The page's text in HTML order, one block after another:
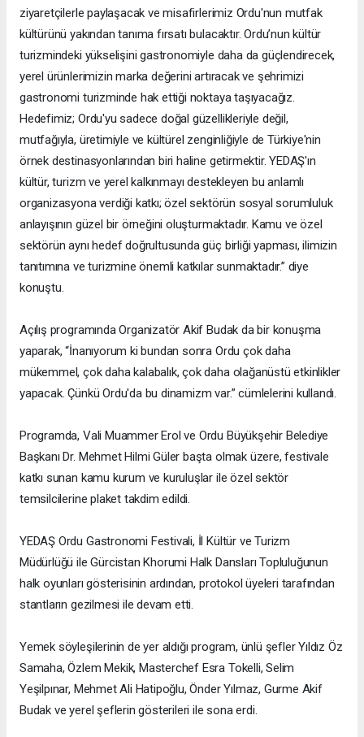
ziyaretçilerle paylaşacak ve misafirlerimiz Ordu'nun mutfak
kültürünü yakından tanıma fırsatı bulacaktır. Ordu’nun kültür
turizmindeki yükselişini gastronomiyle daha da güçlendirecek,
yerel ürünlerimizin marka değerini artıracak ve şehrimizi
gastronomi turizminde hak ettiği noktaya taşıyacağız.
Hedefimiz; Ordu'yu sadece doğal güzellikleriyle değil,
mutfağıyla, üretimiyle ve kültürel zenginliğiyle de Türkiye'nin
örnek destinasyonlarından biri haline getirmektir. YEDAŞ'ın
kültür, turizm ve yerel kalkınmayı destekleyen bu anlamlı
organizasyona verdiği katkı; özel sektörün sosyal sorumluluk
anlayışının güzel bir örneğini oluşturmaktadır. Kamu ve özel
sektörün aynı hedef doğrultusunda güç birliği yapması, ilimizin
tanıtımına ve turizmine önemli katkılar sunmaktadır.” diye
konuştu.
Açılış programında Organizatör Akif Budak da bir konuşma
yaparak, “İnanıyorum ki bundan sonra Ordu çok daha
mükemmel, çok daha kalabalık, çok daha olağanüstü etkinlikler
yapacak. Çünkü Ordu'da bu dinamizm var.” cümlelerini kullandı.
Programda, Vali Muammer Erol ve Ordu Büyükşehir Belediye
Başkanı Dr. Mehmet Hilmi Güler başta olmak üzere, festivale
katkı sunan kamu kurum ve kuruluşlar ile özel sektör
temsilcilerine plaket takdim edildi.
YEDAŞ Ordu Gastronomi Festivali, İl Kültür ve Turizm
Müdürlüğü ile Gürcistan Khorumi Halk Dansları Topluluğunun
halk oyunları gösterisinin ardından, protokol üyeleri tarafından
stantların gezilmesi ile devam etti.
Yemek söyleşilerinin de yer aldığı program, ünlü şefler Yıldız Öz
Samaha, Özlem Mekik, Masterchef Esra Tokelli, Selim
Yeşilpınar, Mehmet Ali Hatipoğlu, Önder Yılmaz, Gurme Akif
Budak ve yerel şeflerin gösterileri ile sona erdi.